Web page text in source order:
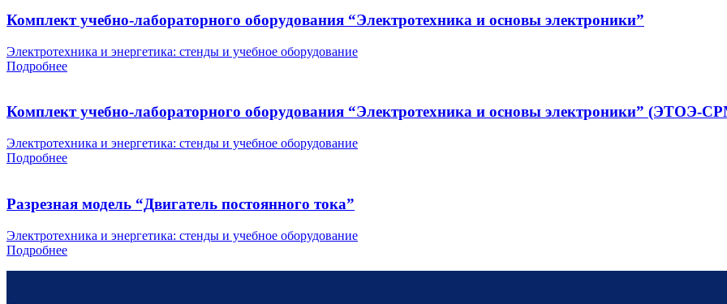
Комплект учебно-лабораторного оборудования “Электротехника и основы электроники”
Электротехника и энергетика: стенды и учебное оборудование
Подробнее
Комплект учебно-лабораторного оборудования “Электротехника и основы электроники” (ЭТОЭ-
Электротехника и энергетика: стенды и учебное оборудование
Подробнее
Разрезная модель “Двигатель постоянного тока”
Электротехника и энергетика: стенды и учебное оборудование
Подробнее